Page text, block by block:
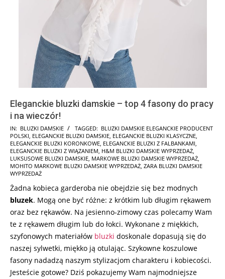
Eleganckie bluzki damskie – top 4 fasony do pracy
i na wieczór!
2026-
06-
18
IN: BLUZKI DAMSKIE TAGGED: BLUZKI DAMSKIE ELEGANCKIE PRODUCENT
POLSKI, ELEGANCKIE BLUZKI DAMSKIE, ELEGANCKIE BLUZKI KLASYCZNE,
ELEGANCKIE BLUZKI KORONKOWE, ELEGANCKIE BLUZKI Z FALBANKAMI,
ELEGANCKIE BLUZKI Z WIĄZANIEM, H&M BLUZKI DAMSKIE WYPRZEDAŻ,
LUKSUSOWE BLUZKI DAMSKIE, MARKOWE BLUZKI DAMSKIE WYPRZEDAŻ,
MOHITO MARKOWE BLUZKI DAMSKIE WYPRZEDAŻ, ZARA BLUZKI DAMSKIE
WYPRZEDAŻ
Żadna kobieca garderoba nie obejdzie się bez modnych
bluzek. Mogą one być różne: z krótkim lub długim rękawem
oraz bez rękawów. Na jesienno-zimowy czas polecamy Wam
te z rękawem długim lub do łokci. Wykonane z miękkich,
szyfonowych materiałów bluzki doskonale dopasują się do
naszej sylwetki, miękko ją otulając. Szykowne koszulowe
fasony nadadzą naszym stylizacjom charakteru i kobiecości.
Jesteście gotowe? Dziś pokazujemy Wam najmodniejsze